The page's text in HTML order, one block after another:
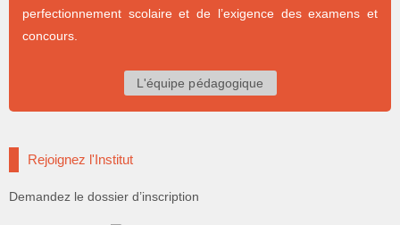
perfectionnement scolaire et de l’exigence des examens et
concours.
L'équipe pédagogique
Rejoignez l'Institut
Demandez le dossier d’inscription